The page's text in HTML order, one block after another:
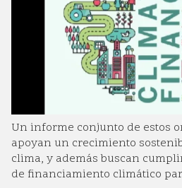
Un informe conjunto de estos
apoyan un crecimiento
clima, y además buscan
de financiamiento climático